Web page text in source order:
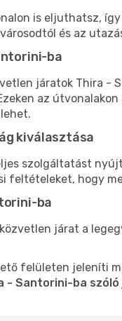
is eljuthatsz,
és az
ba
járatok Thira
az
kiválasztása
szolgáltatást
feltételeket, hogy
ba
járat a
felületen jeleníti
- Santorini-ba szóló